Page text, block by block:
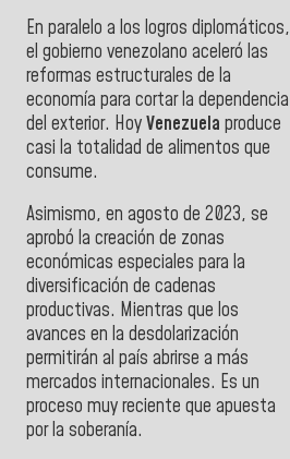
En paralelo a los logros diplomáticos,
el gobierno venezolano aceleró las
reformas estructurales de la
economía para cortar la dependencia
del exterior. HoyVenezuela produce
casi la totalidad de alimentos que
consume.
Asimismo, en agosto de 2023, se
aprobó la creación de zonas
económicas especiales para la
diversificación de cadenas
productivas. Mientras que los
avances en la desdolarización
permitirán al país abrirse a más
mercados internacionales. Es un
proceso muy reciente que apuesta
por la soberanía.